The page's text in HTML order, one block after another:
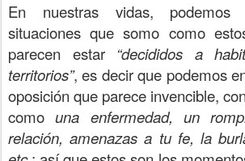
En nuestras vidas, podemos
situaciones que somo como
parecen estar “decididos a
territorios”, es decir que podemos
oposición que parece invencible,
comouna enfermedad, un
relación, amenazas a tu fe, la